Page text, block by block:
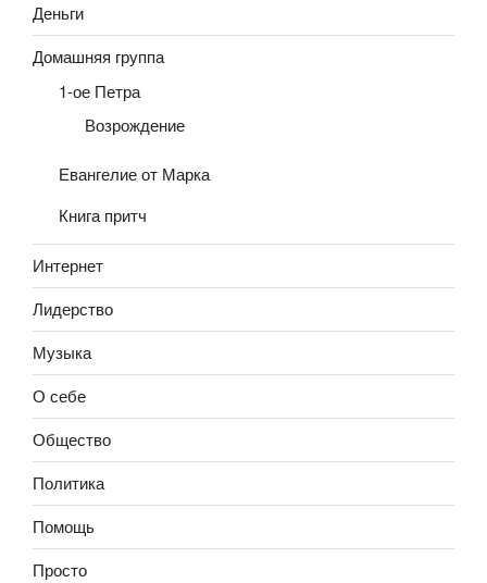
Деньги
Домашняя группа
1-ое Петра
Возрождение
Евангелие от Марка
Книга притч
Интернет
Лидерство
Музыка
О себе
Общество
Политика
Помощь
Просто